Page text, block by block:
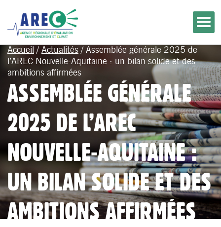
Accueil / Actualités / Assemblée générale 2025 de
l’AREC Nouvelle-Aquitaine : un bilan solide et des
ambitions affirmées
ASSEMBLÉE GÉNÉRALE
2025 DE L’AREC
NOUVELLE-AQUITAINE :
UN BILAN SOLIDE ET DES
AMBITIONS AFFIRMÉES